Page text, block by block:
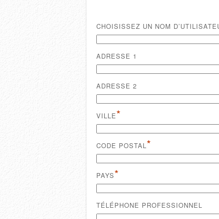
CHOISISSEZ UN NOM
ADRESSE 1
ADRESSE 2
VILLE*
CODE POSTAL *
PAYS*
TÉLÉPHONE PROFESSIONNEL